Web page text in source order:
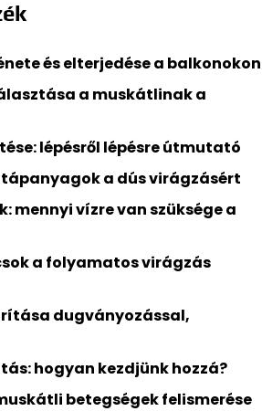
és elterjedése a balkonokon
a muskátlinak a
lépésről lépésre útmutató
tápanyagok a dús virágzásért
mennyi vízre van szüksége a
a folyamatos virágzás
dugványozással,
hogyan kezdjünk hozzá?
betegségek felismerése